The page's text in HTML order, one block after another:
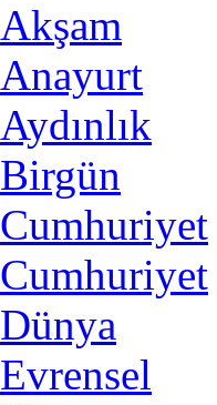
Akşam
Anayurt
Aydınlık
Birgün
Cumhuriyet
Cumhuriyet
Dünya
Evrensel